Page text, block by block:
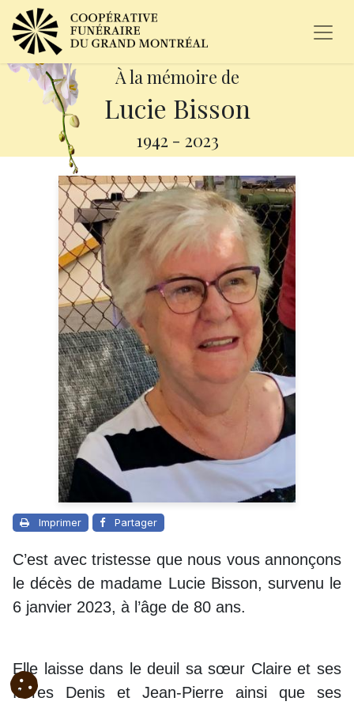
À la mémoire de
Lucie Bisson
1942 - 2023
Imprimer Partager
C’est avec tristesse que nous vous annonçons
le décès de madame Lucie Bisson, survenu le
6 janvier 2023, à l’âge de 80 ans.
Elle laisse dans le deuil sa sœur Claire et ses
frères Denis et Jean-Pierre ainsi que ses